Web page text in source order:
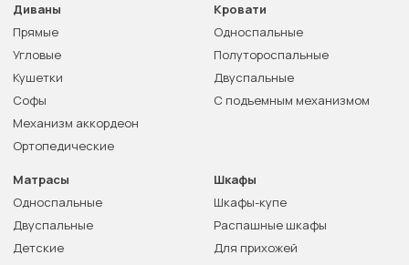
Диваны
Прямые
Угловые
Кушетки
Софы
Механизм аккордеон
Ортопедические
Кровати
Односпальные
Полутороспальные
Двуспальные
С подъемным механизмом
Матрасы
Односпальные
Двуспальные
Детские
Шкафы
Шкафы-купе
Распашные шкафы
Для прихожей